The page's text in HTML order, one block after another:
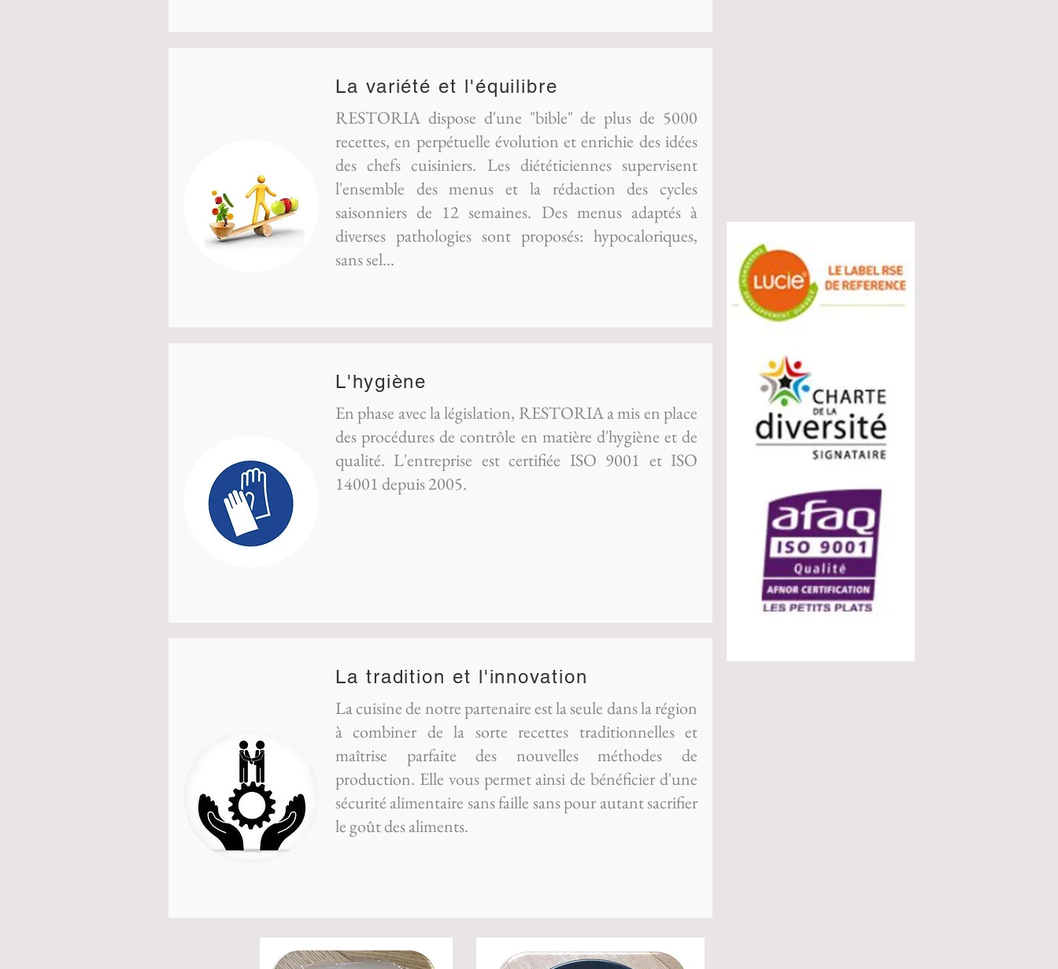
La variété et l'équilibre
RESTORIA dispose d'une "bible" de plus de 5000
recettes, en perpétuelle évolution et enrichie des idées
des chefs cuisiniers. Les diététiciennes supervisent
l'ensemble des menus et la rédaction des cycles
saisonniers de 12 semaines. Des menus adaptés à
diverses pathologies sont proposés: hypocaloriques,
sans sel...
L'hygiène
En phase avec la législation, RESTORIA a mis en place
des procédures de contrôle en matière d'hygiène et de
qualité. L'entreprise est certifiée ISO 9001 et ISO
14001 depuis 2005.
La tradition et l'innovation
La cuisine de notre partenaire est la seule dans la région
à combiner de la sorte recettes traditionnelles et
maîtrise parfaite des nouvelles méthodes de
production. Elle vous permet ainsi de bénéficier d'une
sécurité alimentaire sans faille sans pour autant sacrifier
le goût des aliments.